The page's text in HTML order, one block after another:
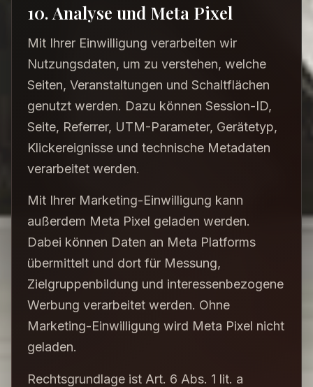
10. Analyse und Meta Pixel
Mit Ihrer Einwilligung verarbeiten wir
Nutzungsdaten, um zu verstehen, welche
Seiten, Veranstaltungen und Schaltflächen
genutzt werden. Dazu können Session-ID,
Seite, Referrer, UTM-Parameter, Gerätetyp,
Klickereignisse und technische Metadaten
verarbeitet werden.
Mit Ihrer Marketing-Einwilligung kann
außerdem Meta Pixel geladen werden.
Dabei können Daten an Meta Platforms
übermittelt und dort für Messung,
Zielgruppenbildung und interessenbezogene
Werbung verarbeitet werden. Ohne
Marketing-Einwilligung wird Meta Pixel nicht
geladen.
Rechtsgrundlage ist Art. 6 Abs. 1 lit. a